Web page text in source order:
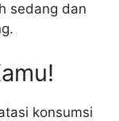
sedang dan
konsumsi